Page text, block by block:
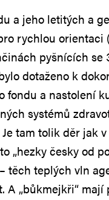
a jeho letitých a
rychlou orientaci
pyšnících se
dotaženo k
fondu a nastolení
systémů
tam tolik děr jak
„hezky česky od
těch teplých vln
A „bůkmejkři“